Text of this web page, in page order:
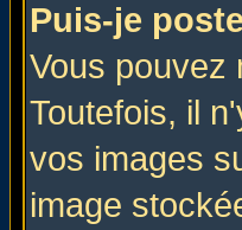
Puis-je
Vous pouvez
Toutefois, il
vos images
image